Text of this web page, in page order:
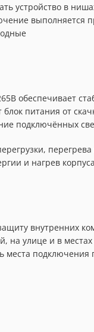
устройство в
обеспечивает
питания от
подключённых
и нагрев
внутренних
на улице и в
места